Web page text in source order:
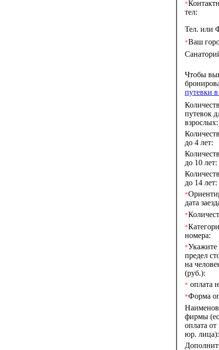
*
тел:
Тел. или
*Ваш
Чтобы
путевки
путевок
взрослых:
до 4 лет:
до 10 лет:
до 14 лет:
*
дата
*
*
номера:
*Укажите
предел
на
(руб.):
* оплата
*Форма
фирмы
оплата
юр. лица):